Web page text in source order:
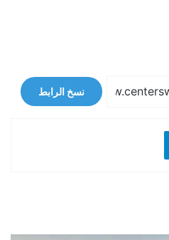
نسخ الرابط